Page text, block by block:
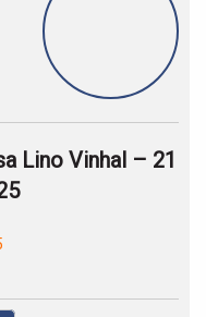
Lino Vinhal – 21